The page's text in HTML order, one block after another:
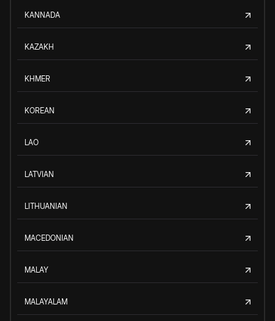
KANNADA
KAZAKH
KHMER
KOREAN
LAO
LATVIAN
LITHUANIAN
MACEDONIAN
MALAY
MALAYALAM